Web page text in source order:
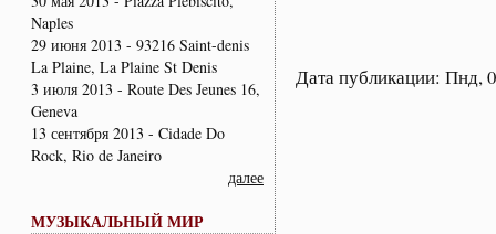
Naples
29 июня 2013 - 93216 Saint-denis
La Plaine, La Plaine St Denis
3 июля 2013 - Route Des Jeunes 16,
Geneva
13 сентября 2013 - Cidade Do
Rock, Rio de Janeiro
далее
МУЗЫКАЛЬНЫЙ МИР
Дата публикации: Пнд,